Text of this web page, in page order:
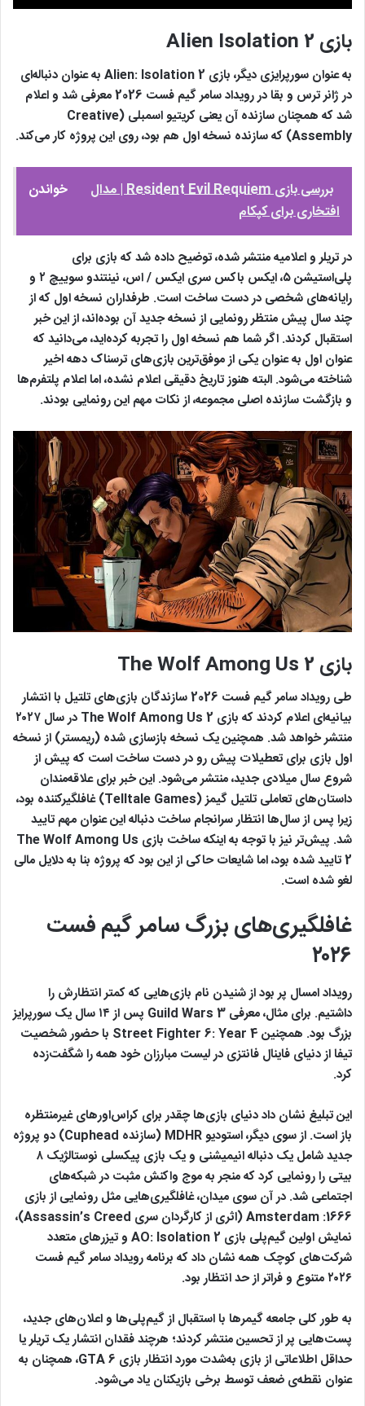
بازی Alien Isolation 2
به عنوان سورپرایزی دیگر، بازی Alien: Isolation 2 به عنوان دنباله‌ای
در ژانر ترس و بقا در رویداد سامر گیم فست 2026 معرفی شد و اعلام
شد که همچنان سازنده آن یعنی کریتیو اسمبلی (Creative
Assembly) که سازنده نسخه اول هم بود، روی این پروژه کار می‌کند.
خواندن
بررسی بازی Resident Evil Requiem | مدال
افتخاری برای کپکام
در تریلر و اعلامیه منتشر شده، توضیح داده شد که بازی برای
پلی‌استیشن ۵، ایکس باکس سری ایکس / اس، نینتندو سوییچ ۲ و
رایانه‌های شخصی در دست ساخت است. طرفداران نسخه اول که از
چند سال پیش منتظر رونمایی از نسخه جدید آن بوده‌اند، از این خبر
استقبال کردند. اگر شما هم نسخه اول را تجربه کرده‌اید، می‌دانید که
عنوان اول به عنوان یکی از موفق‌ترین بازی‌های ترسناک دهه اخیر
شناخته می‌شود. البته هنوز تاریخ دقیقی اعلام نشده، اما اعلام پلتفرم‌ها
و بازگشت سازنده اصلی مجموعه، از نکات مهم این رونمایی بودند.
بازی The Wolf Among Us 2
طی رویداد سامر گیم فست 2026 سازندگان بازی‌های تلتیل با انتشار
بیانیه‌ای اعلام کردند که بازی The Wolf Among Us 2 در سال ۲۰۲۷
منتشر خواهد شد. همچنین یک نسخه بازسازی‌ شده (ریمستر) از نسخه
اول بازی برای تعطیلات پیش رو در دست ساخت است که پیش از
شروع سال میلادی جدید، منتشر می‌شود. این خبر برای علاقه‌مندان
داستان‌های تعاملی تلتیل گیمز (Telltale Games) غافلگیرکننده بود،
زیرا پس از سال‌ها انتظار سرانجام ساخت دنباله این عنوان مهم تایید
شد. پیش‌تر نیز با توجه به اینکه ساخت بازی The Wolf Among Us
2 تایید شده بود، اما شایعات حاکی از این بود که پروژه بنا به دلایل مالی
لغو شده است.
غافلگیری‌های بزرگ سامر گیم فست
۲۰۲۶
رویداد امسال پر بود از شنیدن نام بازی‌هایی که کمتر انتظارش را
داشتیم. برای مثال، معرفی Guild Wars 3 پس از ۱۴ سال یک سورپرایز
بزرگ بود. همچنین Street Fighter 6: Year 4 با حضور شخصیت
تیفا از دنیای فاینال فانتزی در لیست مبارزان خود همه را شگفت‌زده
کرد.
این تبلیغ نشان داد دنیای بازی‌ها چقدر برای کراس‌اورهای غیرمنتظره
باز است. از سوی دیگر، استودیو MDHR (سازنده Cuphead) دو پروژه
جدید شامل یک دنباله انیمیشنی و یک بازی پیکسلی نوستالژیک ۸
بیتی را رونمایی کرد که منجر به موج واکنش مثبت در شبکه‌های
اجتماعی شد. در آن سوی میدان، غافلگیری‌هایی مثل رونمایی از بازی
1666: Amsterdam (اثری از کارگردان سری Assassin’s Creed)،
نمایش اولین گیم‌پلی بازی AO: Isolation 2 و تیزرهای متعدد
شرکت‌های کوچک همه نشان داد که برنامه رویداد سامر گیم فست
۲۰۲۶ متنوع و فراتر از حد انتظار بود.
به طور کلی جامعه گیمرها با استقبال از گیم‌پلی‌ها و اعلان‌های جدید،
پست‌هایی پر از تحسین منتشر کردند؛ هرچند فقدان انتشار یک تریلر یا
حداقل‌ اطلاعاتی از بازی به‌شدت مورد انتظار بازی GTA 6، همچنان به
عنوان نقطه‌ی ضعف توسط برخی بازیکنان یاد می‌شود.